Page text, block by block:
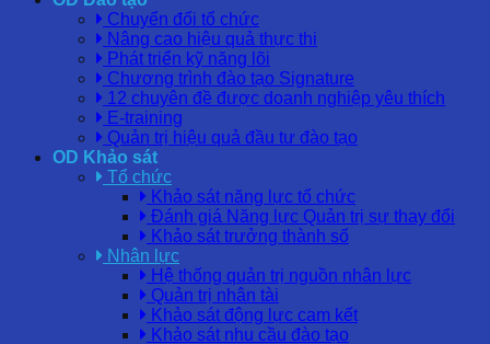
Chuyển đổi tổ chức
Nâng cao hiệu quả thực thi
Phát triển kỹ năng lõi
Chương trình đào tạo Signature
12 chuyên đề được doanh nghiệp yêu thích
E-training
Quản trị hiệu quả đầu tư đào tạo
OD Khảo sát
Tổ chức
Khảo sát năng lực tổ chức
Đánh giá Năng lực Quản trị sự thay đổi
Khảo sát trưởng thành số
Nhân lực
Hệ thống quản trị nguồn nhân lực
Quản trị nhân tài
Khảo sát động lực cam kết
Khảo sát nhu cầu đào tạo